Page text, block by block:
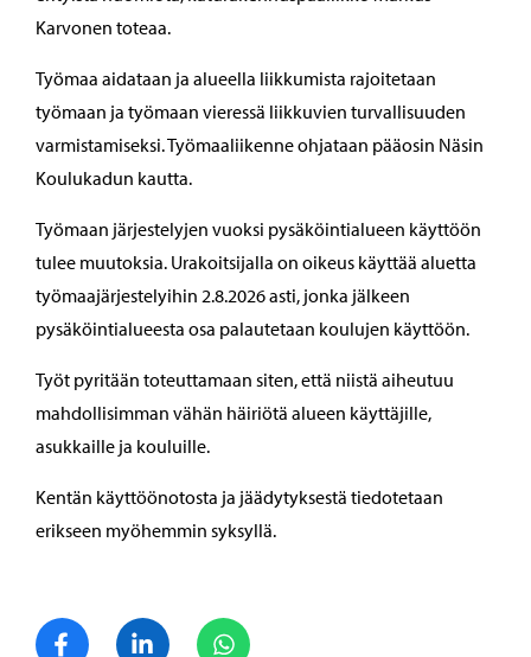
Karvonen toteaa.
Työmaa aidataan ja alueella liikkumista rajoitetaan
työmaan ja työmaan vieressä liikkuvien turvallisuuden
varmistamiseksi. Työmaaliikenne ohjataan pääosin Näsin
Koulukadun kautta.
Työmaan järjestelyjen vuoksi pysäköintialueen käyttöön
tulee muutoksia. Urakoitsijalla on oikeus käyttää aluetta
työmaajärjestelyihin 2.8.2026 asti, jonka jälkeen
pysäköintialueesta osa palautetaan koulujen käyttöön.
Työt pyritään toteuttamaan siten, että niistä aiheutuu
mahdollisimman vähän häiriötä alueen käyttäjille,
asukkaille ja kouluille.
Kentän käyttöönotosta ja jäädytyksestä tiedotetaan
erikseen myöhemmin syksyllä.
Jaa FacebookJaa LinkedIn